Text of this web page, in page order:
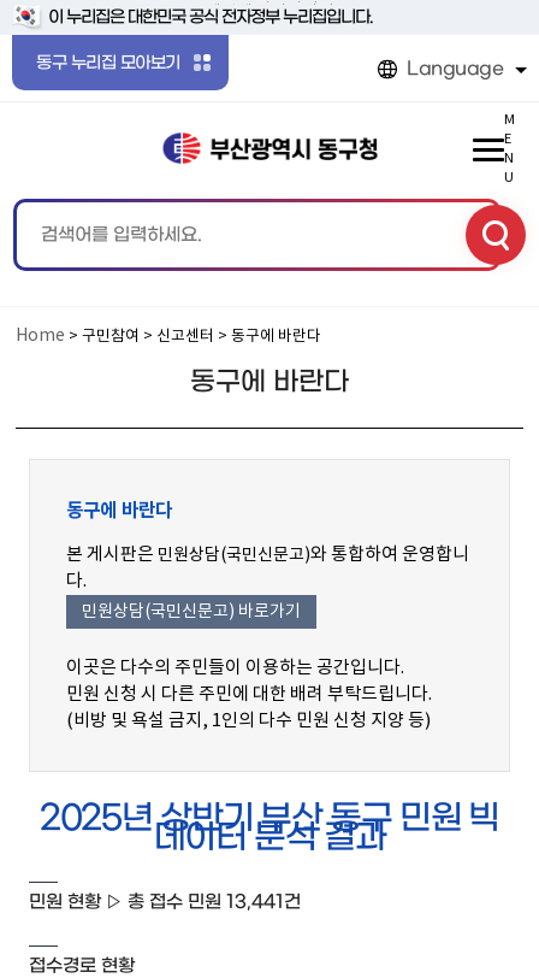
본문 바로가기
메인메뉴 바로가기
이 누리집은 대한민국 공식 전자정부 누리집입니다.
동구 누리집 모아보기 Language
M
E
N
U
Home > 구민참여 > 신고센터 > 동구에 바란다
동구에 바란다
동구에 바란다
본 게시판은 민원상담(국민신문고)와 통합하여 운영합니
다.
민원상담(국민신문고) 바로가기
이곳은 다수의 주민들이 이용하는 공간입니다.
민원 신청 시 다른 주민에 대한 배려 부탁드립니다.
(비방 및 욕설 금지, 1인의 다수 민원 신청 지양 등)
2025년 상반기 부산 동구 민원 빅
데이터 분석 결과
민원 현황 ▷ 총 접수 민원 13,441건
접수경로 현황